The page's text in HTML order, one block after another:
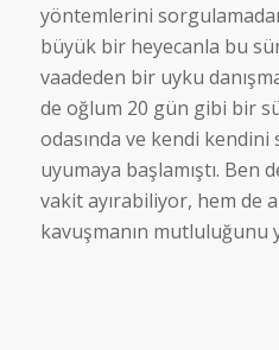
yöntemlerini
büyük bir heyecanla bu
vaadeden bir uyku
de oğlum 20 gün gibi bir
odasında ve kendi
uyumaya başlamıştı. Ben
vakit ayırabiliyor, hem de
kavuşmanın mutluluğunu